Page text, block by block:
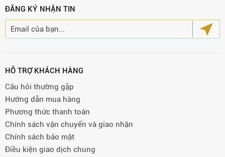
ĐĂNG KÝ NHẬN TIN
HỖ TRỢ KHÁCH HÀNG
Câu hỏi thường gặp
Hướng dẫn mua hàng
Phương thức thanh toán
Chính sách vận chuyển và giao nhận
Chính sách bảo mật
Điều kiện giao dịch chung